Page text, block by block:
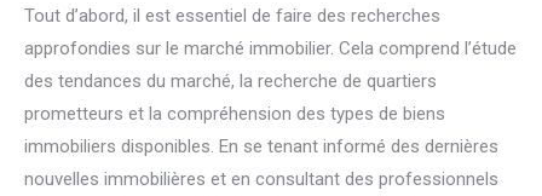
Tout d’abord, il est essentiel de faire des recherches
approfondies sur le marché immobilier. Cela comprend l’étude
des tendances du marché, la recherche de quartiers
prometteurs et la compréhension des types de biens
immobiliers disponibles. En se tenant informé des dernières
nouvelles immobilières et en consultant des professionnels